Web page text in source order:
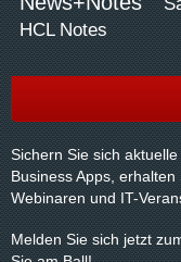
HCL Notes
Sichern Sie sich
Business Apps,
Webinaren und IT-
Melden Sie sich jetzt